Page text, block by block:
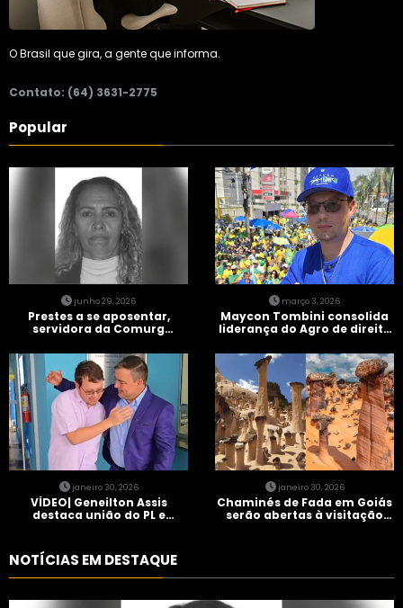
O Brasil que gira, a gente que informa.
Contato: (64) 3631-2775
Popular
junho 29, 2026
Prestes a se aposentar,
servidora da Comurg
entra em protocolo de
morte encefálica
março 3, 2026
Maycon Tombini consolida
liderança do Agro de direita
Brasil” em Goiânia
janeiro 30, 2026
VÍDEO| Geneilton Assis
destaca união do PL e
janeiro 30, 2026
Chaminés de Fada em Goiás
serão abertas à visitação
NOTÍCIAS EM DESTAQUE